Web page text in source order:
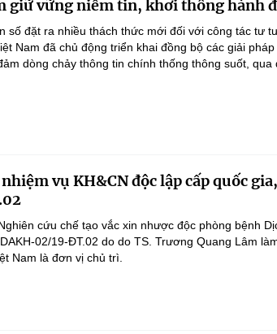
giữ vững niềm tin, khơi thông hành
số đặt ra nhiều thách thức mới đối với công tác tư
Nam đã chủ động triển khai đồng bộ các giải
dòng chảy thông tin chính thống thông suốt, qua
vụ KH&CN độc lập cấp quốc
cứu chế tạo vắc xin nhược độc phòng bệnh
02/19-ĐT.02 do do TS. Trương Quang Lâm
Nam là đơn vị chủ trì.